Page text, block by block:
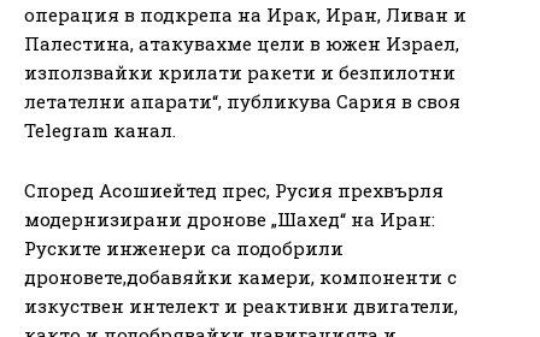
операция в подкрепа на Ирак, Иран, Ливан и
Палестина, атакувахме цели в южен Израел,
използвайки крилати ракети и безпилотни
летателни апарати“, публикува Сария в своя
Telegram канал.
Според Асошиейтед прес, Русия прехвърля
модернизирани дронове „Шахед“ на Иран:
Руските инженери са подобрили
дроновете,добавяйки камери, компоненти с
изкуствен интелект и реактивни двигатели,